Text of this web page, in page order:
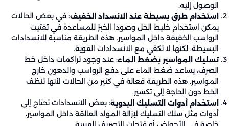
الوصول إليه.
استخدام طرق بسيطة عند الانسداد الخفيف: في بعض الحالات
يمكن استخدام خليط الخل وصودا الخبز للمساعدة في تفتيت
الرواسب الخفيفة داخل المواسير. هذه الطريقة مناسبة للانسدادات
البسيطة، لكنها لا تكفي مع الانسدادات القوية.
تسليك المواسير بضغط الماء: عند وجود تراكمات داخل خط
الصرف، يساعد ضغط الماء على دفع الرواسب والدهون خارج
المواسير. هذه الطريقة فعالة في كثير من الحالات لأنها تنظف
الخط دون الحاجة إلى تكسير.
استخدام أدوات التسليك اليدوية: بعض الانسدادات تحتاج إلى
أدوات مثل سلك التسليك لإزالة المواد العالقة داخل المواسير،